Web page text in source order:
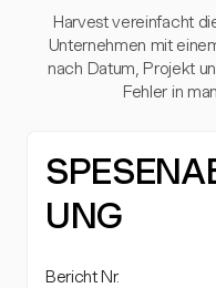
Harvest vereinfacht
Unternehmen mit
nach Datum, Projekt
Fehler in
UNG
Bericht Nr.